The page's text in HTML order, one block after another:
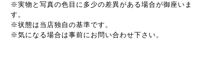
※実物と写真の色目に多少の差異がある場合が御座いま
す。
※状態は当店独自の基準です。
※気になる場合は事前にお問い合わせ下さい。